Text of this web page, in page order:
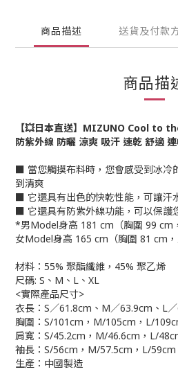
商品描述 送貨及付款
商品描
【💥日本直送】MIZUNO Cool to
防紫外線 防曬 涼爽 吸汗 速乾 舒適
■ 當您觸摸布料時，您會感受到冰冷
到清爽
■ 它還具有出色的快乾性能，可讓汗
■ 它還具有防紫外線功能，可以保護
*男Model身高 181 cm（胸圍 99 cm
女Model身高 165 cm（胸圍 81 cm
材料： 55% 聚酯纖維，45% 聚乙烯
尺碼: S、M、L、XL
<實際產品尺寸>
衣長：S／61.8cm、M／63.9cm、L
胸圍：S/101cm，M/105cm，L/
肩寬：S/45.2cm，M/46.6cm，L/
袖長：S/56cm，M/57.5cm，L/59cm
生產： 中國製造